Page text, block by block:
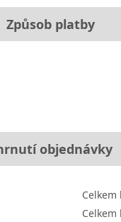
Způsob platby
objednávky
Celkem
Celkem